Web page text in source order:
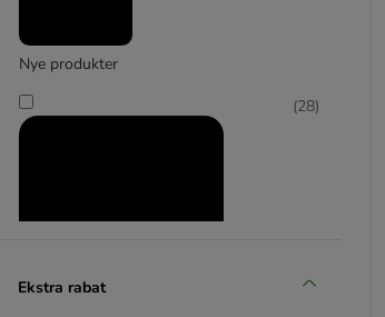
Bozita Robur
Nye produkter
(28)
Ekstra rabat